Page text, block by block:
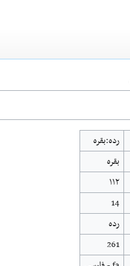
رده:بقره
بقره
۱۱۲
14
رده
261